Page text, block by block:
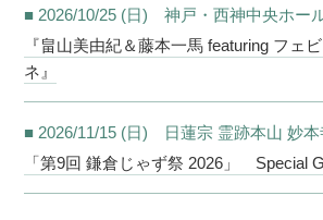
■ 2026/10/25 (日) 神戸・西神中央ホー
『畠山美由紀＆藤本一馬 featuring フェ
ネ』
■ 2026/11/15 (日) 日蓮宗 霊跡本山 妙本
「第9回 鎌倉じゃず祭 2026」 Special